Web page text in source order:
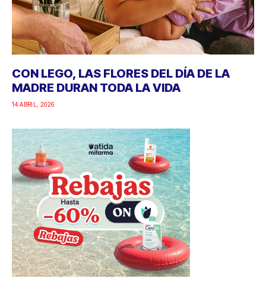
CON LEGO, LAS FLORES DEL DÍA DE LA
MADRE DURAN TODA LA VIDA
14 ABRIL, 2026